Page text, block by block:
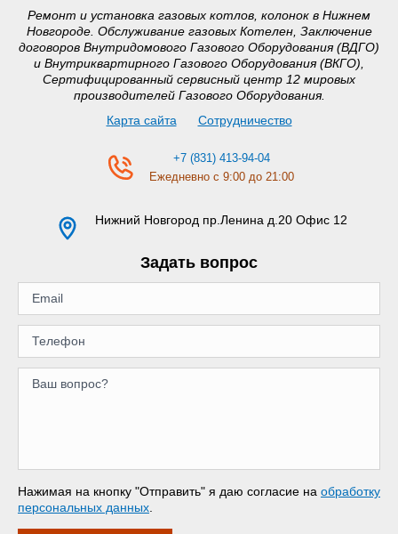
Ремонт и установка газовых котлов, колонок в Нижнем
Новгороде. Обслуживание газовых Котелен, Заключение
договоров Внутридомового Газового Оборудования (ВДГО)
и Внутриквартирного Газового Оборудования (ВКГО),
Сертифицированный сервисный центр 12 мировых
производителей Газового Оборудования.
Карта сайта
Сотрудничество
+7 (831) 413-94-04
Ежедневно с 9:00 до 21:00
Нижний Новгород пр.Ленина д.20 Офис 12
Задать вопрос
Нажимая на кнопку "Отправить" я даю согласие на обработку
персональных данных